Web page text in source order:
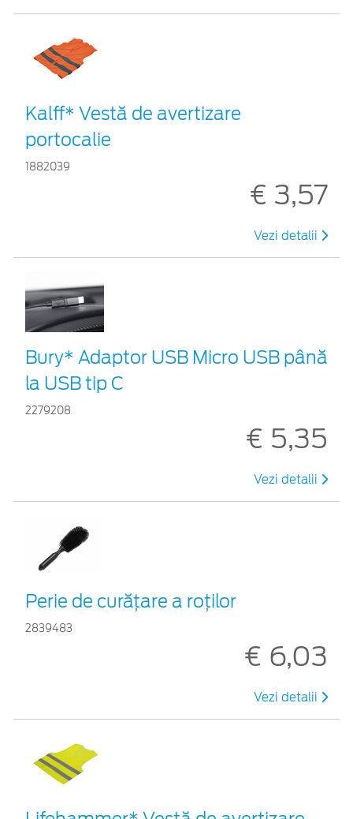
Kalff* Vestă de avertizare
portocalie
1882039
€ 3,57
Vezi detalii
Bury* Adaptor USB Micro USB până
la USB tip C
2279208
€ 5,35
Vezi detalii
Perie de curățare a roților
2839483
€ 6,03
Vezi detalii